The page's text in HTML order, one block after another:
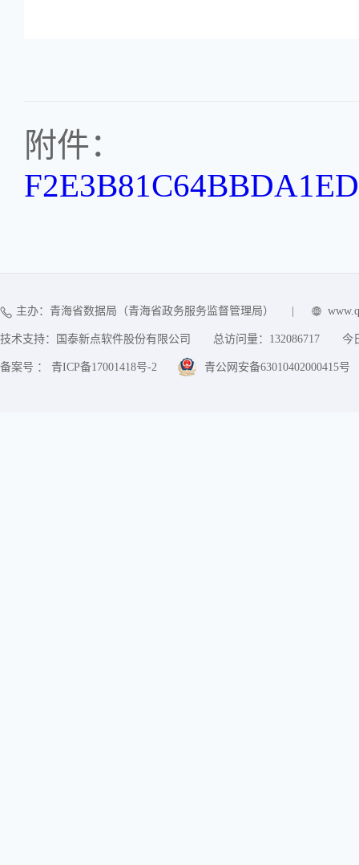
附件：
主办：青海省数据局（青海省政务服务监督管理局）
技术支持：国泰新点软件股份有限公司 总访问量： 132086717 今
备案号 ： 青ICP备17001418号-2 青公网安备63010402000415号